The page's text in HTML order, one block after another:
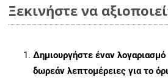
Ξεκινήστε να
Δημιουργήστε έναν
δωρεάν λεπτομέρειες για το